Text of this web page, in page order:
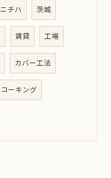
ニチハ 茨城
賃貸 工場
カバー工法
コーキング